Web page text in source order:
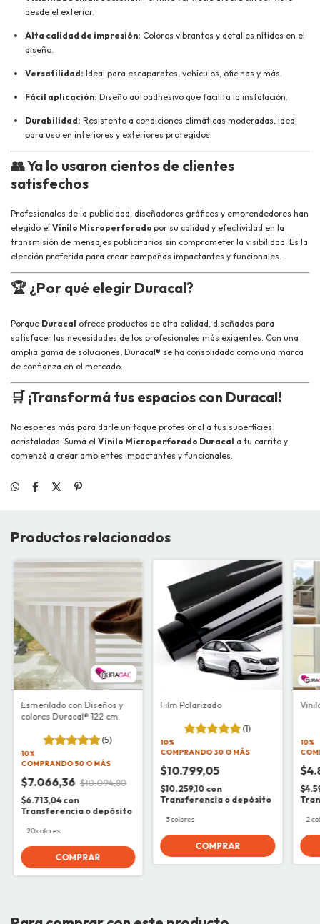
desde el exterior.
Alta calidad de impresión: Colores vibrantes y detalles nítidos en el
diseño.
Versatilidad: Ideal para escaparates, vehículos, oficinas y más.
Fácil aplicación: Diseño autoadhesivo que facilita la instalación.
Durabilidad: Resistente a condiciones climáticas moderadas, ideal
para uso en interiores y exteriores protegidos.
👥Ya lo usaron cientos de clientes
satisfechos
Profesionales de la publicidad, diseñadores gráficos y emprendedores han
elegido el Vinilo Microperforado por su calidad y efectividad en la
transmisión de mensajes publicitarios sin comprometer la visibilidad. Es la
elección preferida para crear campañas impactantes y funcionales.
🏆 ¿Por qué elegir Duracal?
Porque Duracal ofrece productos de alta calidad, diseñados para
satisfacer las necesidades de los profesionales más exigentes. Con una
amplia gama de soluciones, Duracal® se ha consolidado como una marca
de confianza en el mercado.
🛒 ¡Transformá tus espacios con Duracal!
No esperes más para darle un toque profesional a tus superficies
acristaladas. Sumá el Vinilo Microperforado Duracal a tu carrito y
comenzá a crear ambientes impactantes y funcionales.
Productos relacionados
Esmerilado con Diseños y
colores Duracal® 122 cm
(5)
10%
COMPRANDO 50 O MÁS
$7.066,36 $10.094,80
$6.713,04con
Transferencia o depósito
20 colores
COMPRAR
Film Polarizado
(1)
10%
COMPRANDO 30 O MÁS
$10.799,05
$10.259,10 con
Transferencia o depósito
3 colores
COMPRAR
10%
2